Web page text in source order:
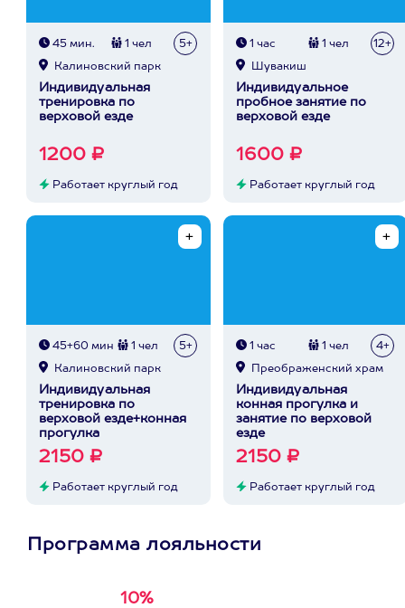
45 мин. 1 чел 5+
Калиновский парк
Индивидуальная
тренировка по
верховой езде
1200 ₽
Работает круглый год
1 час 1 чел 12+
Шувакиш
Индивидуальное
пробное занятие по
верховой езде
1600 ₽
Работает круглый год
45+60 мин 1 чел 5+
Калиновский парк
Индивидуальная
тренировка по
верховой езде+конная
прогулка
2150 ₽
Работает круглый год
1 час 1 чел 4+
Преображенский храм
Индивидуальная
конная прогулка и
занятие по верховой
езде
2150 ₽
Работает круглый год
Программа лояльности
10%